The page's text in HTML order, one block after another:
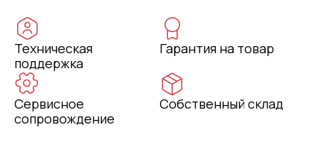
Техническая
поддержка
Гарантия на товар
Сервисное
сопровождение
Собственный склад